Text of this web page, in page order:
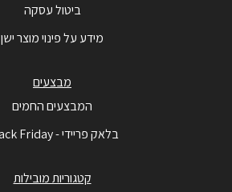
ביטול עסקה
מידע על פינוי מוצר ישן
מבצעים
המבצעים החמים
בלאק פריידי - Black Friday
קטגוריות מובילות